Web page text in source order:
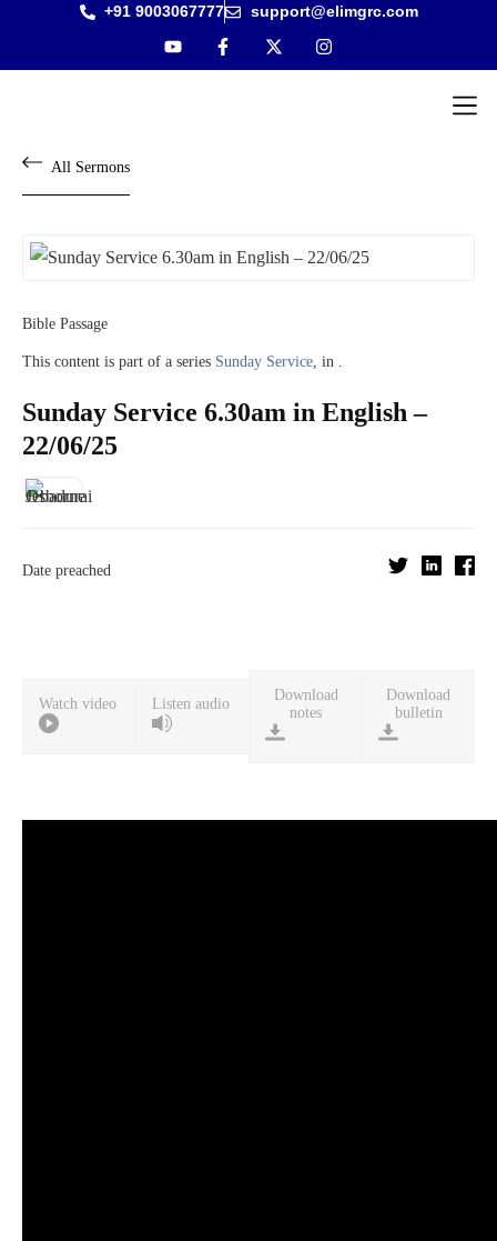
+91 9003067777 support@elimgrc.com
All Sermons
Bible Passage
This content is part of a series Sunday Service , in .
Sunday Service 6.30am in English –
22/06/25
Date preached
Watch video Listen audio
Download
notes
Download
bulletin